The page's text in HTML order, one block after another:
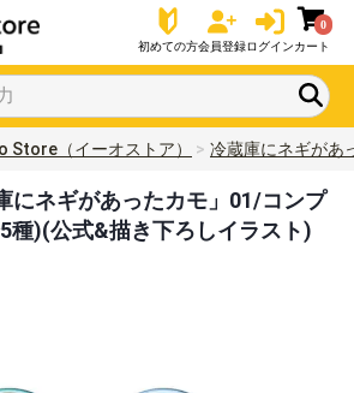
初めての方会員登録ログイン
0
カート
Store（イーオストア） 冷蔵庫にネギがあ
にネギがあったカモ」01/コンプ
種)(公式&描き下ろしイラスト)